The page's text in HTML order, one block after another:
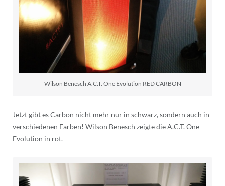
Wilson Benesch A.C.T. One Evolution RED CARBON
Jetzt gibt es Carbon nicht mehr nur in schwarz, sondern auch in
verschiedenen Farben! Wilson Benesch zeigte die A.C.T. One
Evolution in rot.